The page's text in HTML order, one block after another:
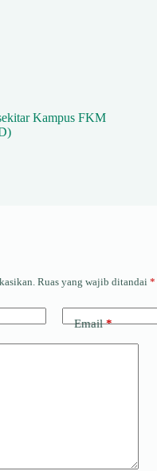
Kampus FKM
Ruas yang wajib ditandai *
Email*